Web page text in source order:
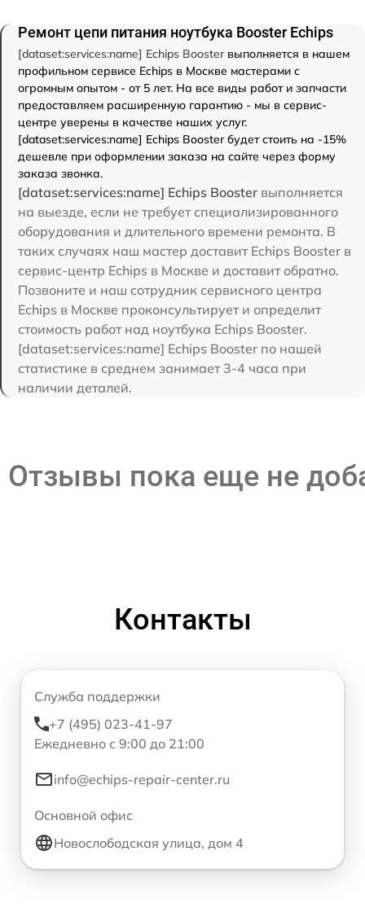
Ремонт цепи питания ноутбука Booster Echips
[dataset:services:name] Echips Booster выполняется в нашем
профильном сервисе Echips в Москве мастерами с
огромным опытом - от 5 лет. На все виды работ и запчасти
предоставляем расширенную гарантию - мы в сервис-
центре уверены в качестве наших услуг.
[dataset:services:name] Echips Booster будет стоить на -15%
дешевле при оформлении заказа на сайте через форму
заказа звонка.
[dataset:services:name] Echips Booster выполняется
на выезде, если не требует специализированного
оборудования и длительного времени ремонта. В
таких случаях наш мастер доставит Echips Booster в
сервис-центр Echips в Москве и доставит обратно.
Позвоните и наш сотрудник сервисного центра
Echips в Москве проконсультирует и определит
стоимость работ над ноутбука Echips Booster.
[dataset:services:name] Echips Booster по нашей
статистике в среднем занимает 3-4 часа при
наличии деталей.
Отзывы пока еще не
Контакты
Служба поддержки
+7 (495) 023-41-97
Ежедневно с 9:00 до 21:00
info@echips-repair-center.ru
Основной офис
Новослободская улица, дом 4